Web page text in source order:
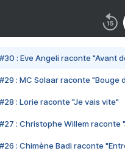
#30 : Eve Angeli raconte "Avant
#29 : MC Solaar raconte "Bouge
#28 : Lorie raconte "Je vais vite"
#27 : Christophe Willem raconte
#26 : Chimène Badi raconte